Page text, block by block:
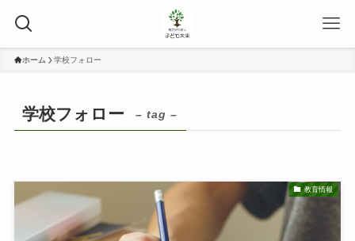
ホーム 学校フォロー
学校フォロー – tag –
教育情報